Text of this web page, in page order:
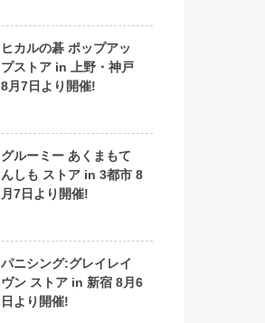
ヒカルの碁 ポップアッ
プストア in 上野・神戸
8月7日より開催!
グルーミー あくまもて
んしも ストア in 3都市 8
月7日より開催!
パニシング:グレイレイ
ヴン ストア in 新宿 8月6
日より開催!